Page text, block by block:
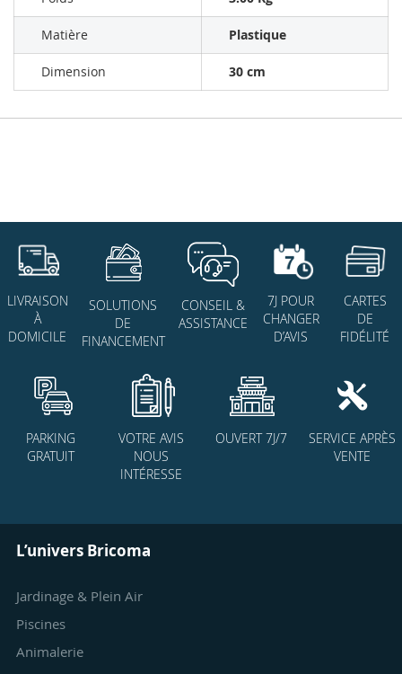
Matière Plastique
Dimension 30 cm
LIVRAISON
À
DOMICILE
SOLUTIONS
DE
FINANCEMENT
CONSEIL &
ASSISTANCE
7J POUR
CHANGER
D’AVIS
CARTES
DE
FIDÉLITÉ
PARKING
GRATUIT
VOTRE AVIS
NOUS
INTÉRESSE
OUVERT 7J/7
SERVICE APRÈS
VENTE
L’univers Bricoma
Jardinage & Plein Air
Piscines
Animalerie